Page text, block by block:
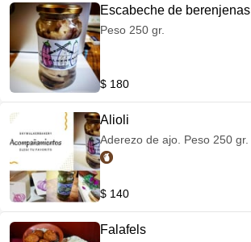
Escabeche de berenjenas
Peso 250 gr.
$ 180
Alioli
Aderezo de ajo. Peso 250 gr.
$ 140
Falafels